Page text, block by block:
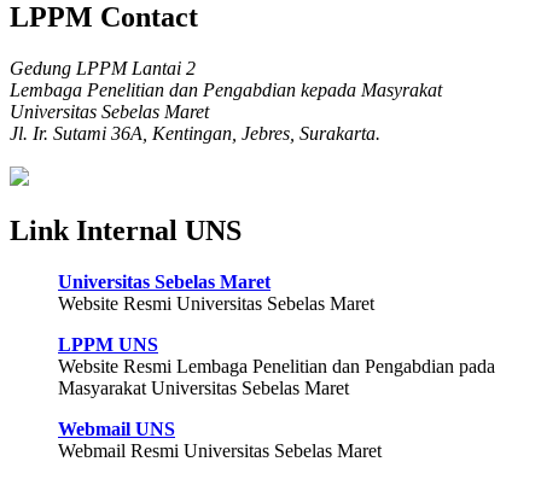
LPPM Contact
Gedung LPPM Lantai 2
Lembaga Penelitian dan Pengabdian kepada Masyrakat
Universitas Sebelas Maret
Jl. Ir. Sutami 36A, Kentingan, Jebres, Surakarta.
Link Internal UNS
Universitas Sebelas Maret
Website Resmi Universitas Sebelas Maret
LPPM UNS
Website Resmi Lembaga Penelitian dan Pengabdian pada
Masyarakat Universitas Sebelas Maret
Webmail UNS
Webmail Resmi Universitas Sebelas Maret